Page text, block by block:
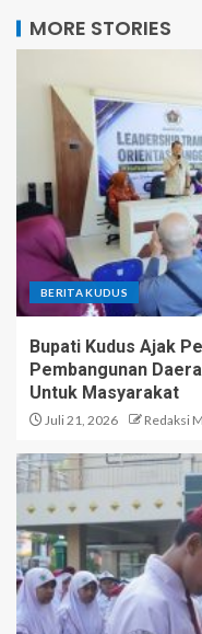
MORE STORIES
BERITA KUDUS
Bupati Kudus Ajak
Pembangunan
Untuk Masyarakat
Juli 21, 2026 Redaksi